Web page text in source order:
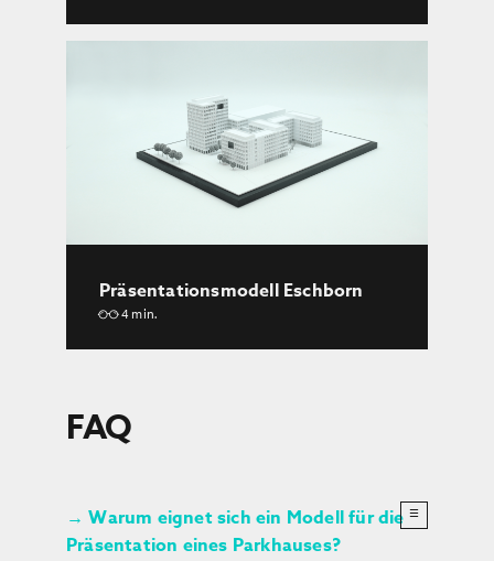
Präsentationsmodell Eschborn
4 min.
FAQ
→ Warum eignet sich ein Modell für die
Präsentation eines Parkhauses?
☰
×